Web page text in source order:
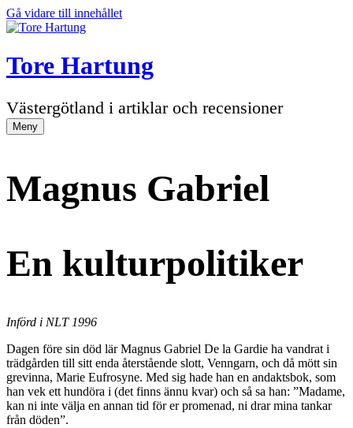
Gå vidare till innehållet
Tore Hartung
Västergötland i artiklar och recensioner
Meny
Magnus Gabriel
En kulturpolitiker
Införd i NLT 1996
Dagen före sin död lär Magnus Gabriel De la Gardie ha vandrat i
trädgården till sitt enda återstående slott, Venngarn, och då mött sin
grevinna, Marie Eufrosyne. Med sig hade han en andaktsbok, som
han vek ett hundöra i (det finns ännu kvar) och så sa han: ”Madame,
kan ni inte välja en annan tid för er promenad, ni drar mina tankar
från döden”.